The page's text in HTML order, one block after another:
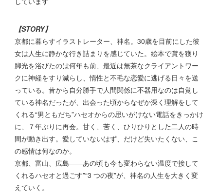
【STORY】
京都に暮らすイラストレーター、神名。30歳を目前にした彼
女は人生に静かな行き詰まりを感じていた。絵本で賞を獲り
脚光を浴びたのは何年も前、最近は無茶なクライアントワー
クに神経をすり減らし、惰性と不毛な恋愛に逃げる日々を送
っている。昔から自分勝手で人間関係に不器用なのは自覚し
ている神名だったが、出会った頃からなぜか深く理解をして
くれる“男ともだち”ハセオからの思いがけない電話をきっかけ
に、７年ぶりに再会。甘く、苦く、ひりひりとした二人の時
間が動き出す。愛していないはず、だけど失いたくない、こ
の感情は何なのか。
京都、富山、広島――あの頃も今も変わらない温度で接して
くれるハセオと過ごす”“3 つの夜”が、神名の人生を大きく変
えていく。